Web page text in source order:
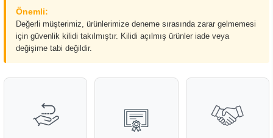
Önemli:
Değerli müşterimiz, ürünlerimize deneme sırasında zarar gelmemesi
için güvenlik kilidi takılmıştır. Kilidi açılmış ürünler iade veya
değişime tabi değildir.